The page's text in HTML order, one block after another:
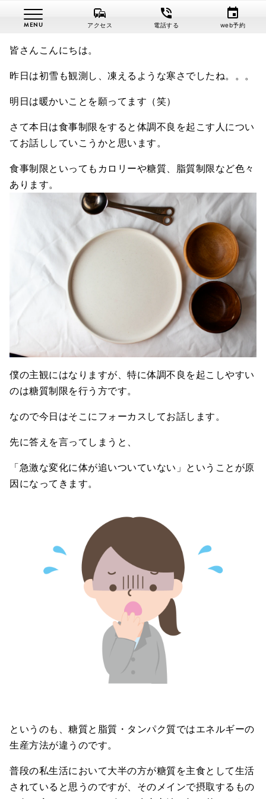
commute
アクセス
phone_in_talk
電話する
event
web予約
さがみはら鍼灸整骨院 ブログ 食事制限で体調不良？
皆さんこんにちは。
昨日は初雪も観測し、凍えるような寒さでしたね。。。
明日は暖かいことを願ってます（笑）
さて本日は食事制限をすると体調不良を起こす人につい
てお話ししていこうかと思います。
食事制限といってもカロリーや糖質、脂質制限など色々
あります。
僕の主観にはなりますが、特に体調不良を起こしやすい
のは糖質制限を行う方です。
なので今日はそこにフォーカスしてお話します。
先に答えを言ってしまうと、
「急激な変化に体が追いついていない」ということが原
因になってきます。
というのも、糖質と脂質・タンパク質ではエネルギーの
生産方法が違うのです。
普段の私生活において大半の方が糖質を主食として生活
されていると思うのですが、そのメインで摂取するもの